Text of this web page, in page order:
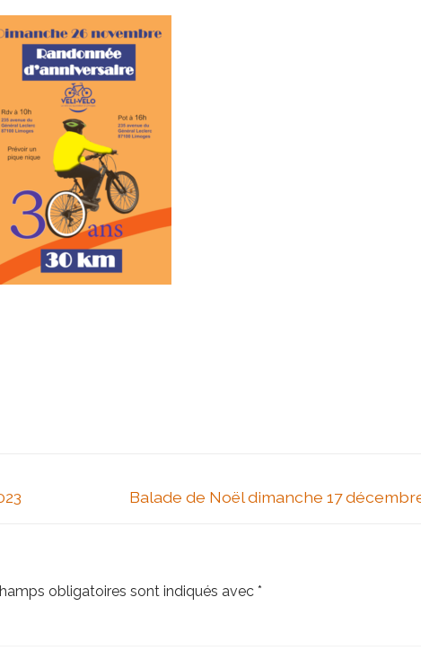
Next
Balade de Noël dimanche 17
obligatoires sont indiqués avec *